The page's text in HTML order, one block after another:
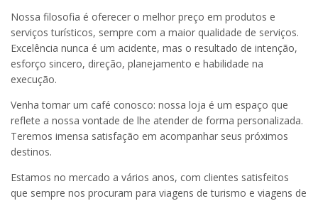
Nossa filosofia é oferecer o melhor preço em produtos e
serviços turísticos, sempre com a maior qualidade de serviços.
Excelência nunca é um acidente, mas o resultado de intenção,
esforço sincero, direção, planejamento e habilidade na
execução.
Venha tomar um café conosco: nossa loja é um espaço que
reflete a nossa vontade de lhe atender de forma personalizada.
Teremos imensa satisfação em acompanhar seus próximos
destinos.
Estamos no mercado a vários anos, com clientes satisfeitos
que sempre nos procuram para viagens de turismo e viagens de